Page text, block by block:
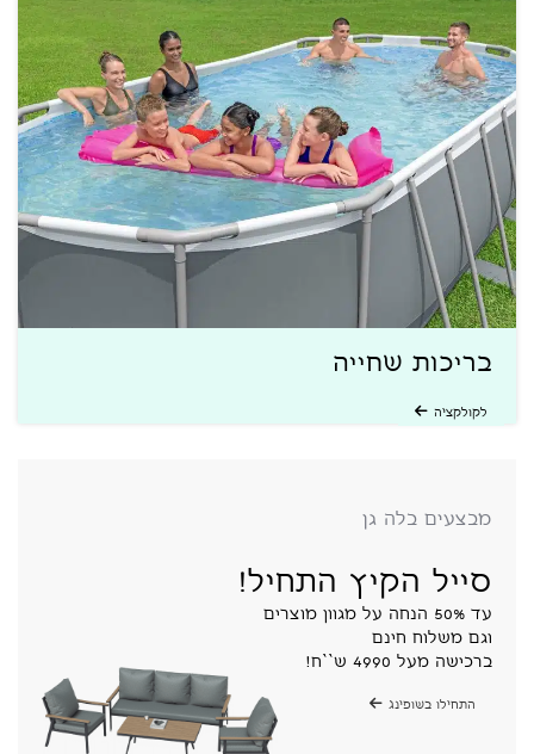
בריכות שחייה
לקולקציה
מבצעים בלה גן
סייל הקיץ התחיל!
עד 50% הנחה על מגוון מוצרים
וגם משלוח חינם
ברכישה מעל 4990 ש``ח!
התחילו בשופינג